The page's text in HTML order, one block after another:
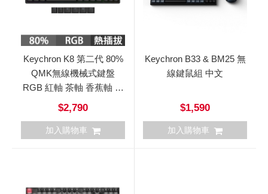
Keychron K8 第二代 80%
QMK無線機械式鍵盤
RGB 紅軸 茶軸 香蕉軸 英
文 (熱插拔)
$2,790
加入購物車
Keychron B33 & BM25 無
線鍵鼠組 中文
$1,590
加入購物車